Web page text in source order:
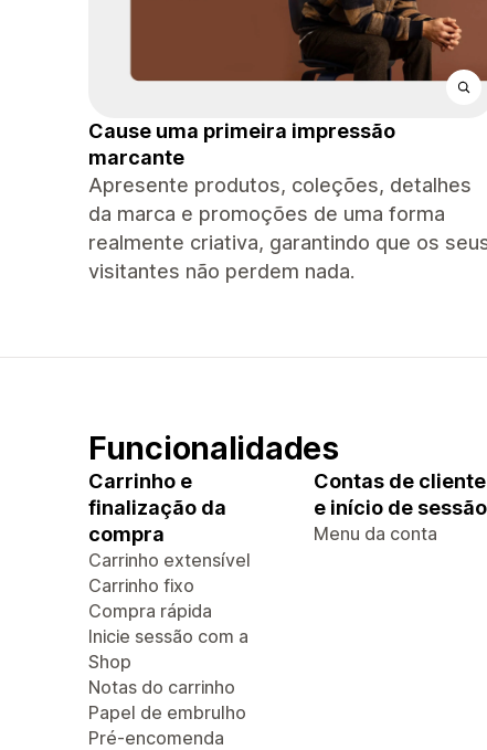
Cause uma primeira impressão
marcante
Apresente produtos, coleções, detalhes
da marca e promoções de uma forma
realmente criativa, garantindo que os
visitantes não perdem nada.
Funcionalidades
Carrinho e
finalização da
compra
Carrinho extensível
Carrinho fixo
Compra rápida
Inicie sessão com a
Shop
Notas do carrinho
Papel de embrulho
Pré-encomenda
Contas de cliente
e início de sessão
Menu da conta